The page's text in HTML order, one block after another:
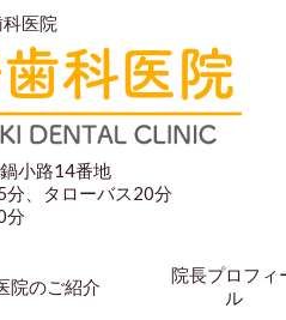
医院
小路14番地
分、タローバス20分
分
院のご紹介
院長プロフィ
ル